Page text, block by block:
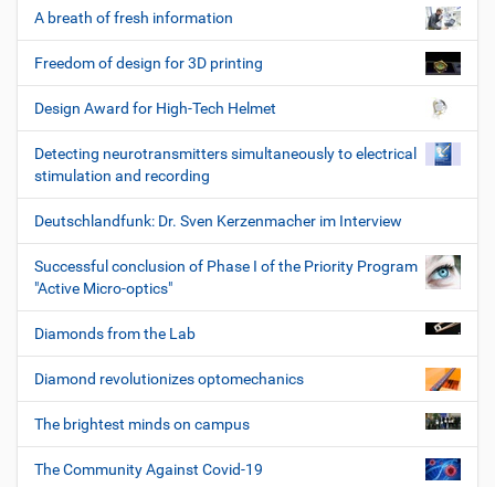
A breath of fresh information
Freedom of design for 3D printing
Design Award for High-Tech Helmet
Detecting neurotransmitters simultaneously to electrical
stimulation and recording
Deutschlandfunk: Dr. Sven Kerzenmacher im Interview
Successful conclusion of Phase I of the Priority Program
"Active Micro-optics"
Diamonds from the Lab
Diamond revolutionizes optomechanics
The brightest minds on campus
The Community Against Covid-19